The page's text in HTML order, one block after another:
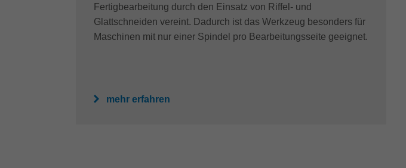
Fertigbearbeitung durch den Einsatz von Riffel- und
Glattschneiden vereint. Dadurch ist das Werkzeug besonders für
Maschinen mit nur einer Spindel pro Bearbeitungsseite geeignet.
mehr erfahren